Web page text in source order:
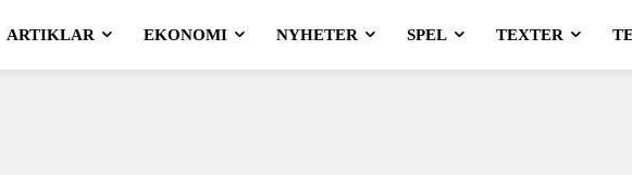
ARTIKLAR EKONOMI NYHETER SPEL TEXTER